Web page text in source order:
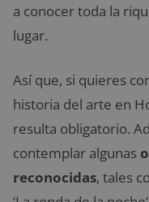
a conocer toda la
lugar.
Así que, si quieres
historia del arte en
resulta obligatorio.
contemplar algunas
reconocidas, tales